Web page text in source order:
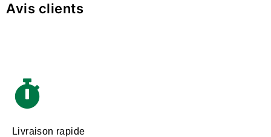
Avis clients
Livraison rapide